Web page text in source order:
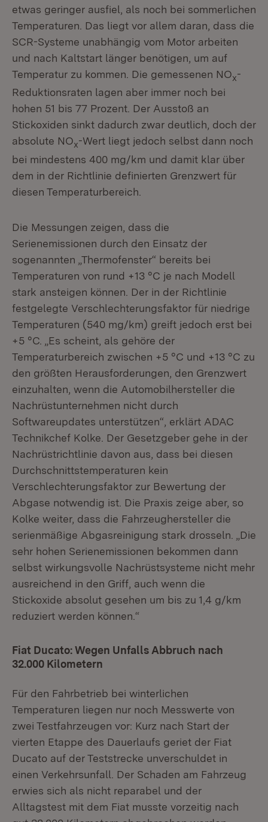
etwas geringer ausfiel, als noch bei sommerlichen
Temperaturen. Das liegt vor allem daran, dass die
SCR-Systeme unabhängig vom Motor arbeiten
und nach Kaltstart länger benötigen, um auf
Temperatur zu kommen. Die gemessenen NOx-
Reduktionsraten lagen aber immer noch bei
hohen 51 bis 77 Prozent. Der Ausstoß an
Stickoxiden sinkt dadurch zwar deutlich, doch der
absolute NOx-Wert liegt jedoch selbst dann noch
bei mindestens 400 mg/km und damit klar über
dem in der Richtlinie definierten Grenzwert für
diesen Temperaturbereich.
Die Messungen zeigen, dass die
Serienemissionen durch den Einsatz der
sogenannten „Thermofenster“ bereits bei
Temperaturen von rund +13 °C je nach Modell
stark ansteigen können. Der in der Richtlinie
festgelegte Verschlechterungsfaktor für niedrige
Temperaturen (540 mg/km) greift jedoch erst bei
+5 °C. „Es scheint, als gehöre der
Temperaturbereich zwischen +5 °C und +13 °C zu
den größten Herausforderungen, den Grenzwert
einzuhalten, wenn die Automobilhersteller die
Nachrüstunternehmen nicht durch
Softwareupdates unterstützen“, erklärt ADAC
Technikchef Kolke. Der Gesetzgeber gehe in der
Nachrüstrichtlinie davon aus, dass bei diesen
Durchschnittstemperaturen kein
Verschlechterungsfaktor zur Bewertung der
Abgase notwendig ist. Die Praxis zeige aber, so
Kolke weiter, dass die Fahrzeughersteller die
serienmäßige Abgasreinigung stark drosseln. „Die
sehr hohen Serienemissionen bekommen dann
selbst wirkungsvolle Nachrüstsysteme nicht mehr
ausreichend in den Griff, auch wenn die
Stickoxide absolut gesehen um bis zu 1,4 g/km
reduziert werden können.“
Fiat Ducato: Wegen Unfalls Abbruch nach
32.000 Kilometern
Für den Fahrbetrieb bei winterlichen
Temperaturen liegen nur noch Messwerte von
zwei Testfahrzeugen vor: Kurz nach Start der
vierten Etappe des Dauerlaufs geriet der Fiat
Ducato auf der Teststrecke unverschuldet in
einen Verkehrsunfall. Der Schaden am Fahrzeug
erwies sich als nicht reparabel und der
Alltagstest mit dem Fiat musste vorzeitig nach